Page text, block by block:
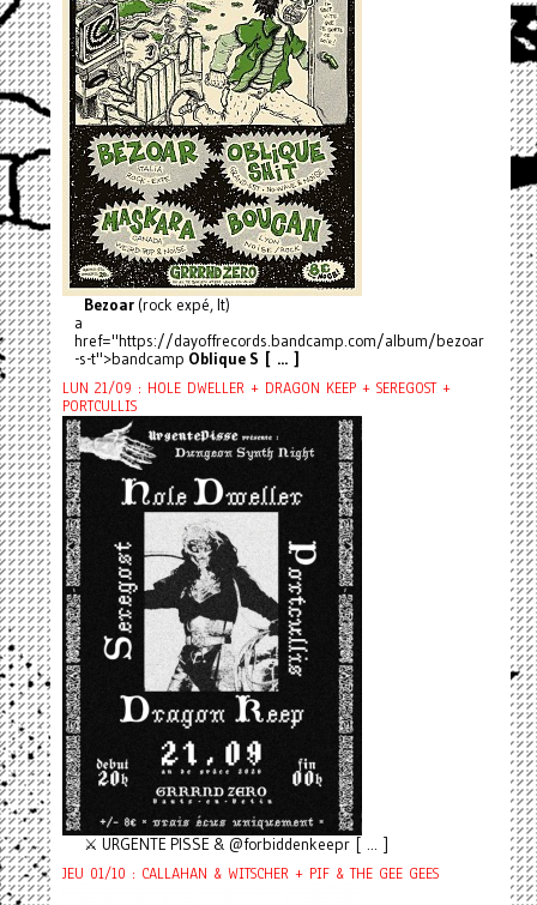
Bezoar(rock expé, It)
a
href="https://dayoffrecords.bandcamp.com/album/bezoar
-s-t">bandcamp Oblique S [ ... ]
LUN 21/09 : HOLE DWELLER + DRAGON KEEP + SEREGOST +
PORTCULLIS
⚔️ URGENTE PISSE & @forbiddenkeepr [ ... ]
JEU 01/10 : CALLAHAN & WITSCHER + PIF & THE GEE GEES